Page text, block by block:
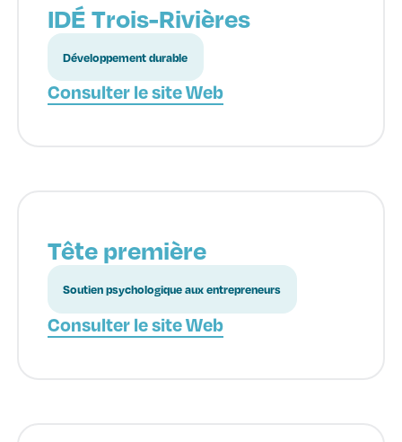
IDÉ Trois-Rivières
Développement durable
Consulter le site Web
Tête première
Soutien psychologique aux entrepreneurs
Consulter le site Web